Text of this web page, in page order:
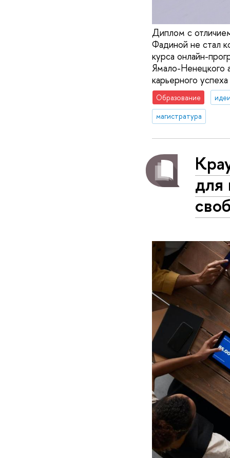
Диплом с
Фадиной не стал
курса онлайн-
Ямало-Ненецкого
карьерного
Образование
магистратура
для